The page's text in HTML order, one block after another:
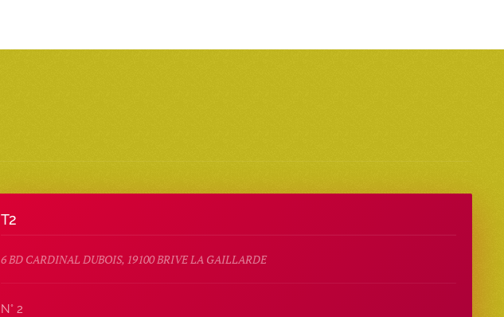
T2
6 BD CARDINAL DUBOIS, 19100 BRIVE LA GAILLARDE
N° 2